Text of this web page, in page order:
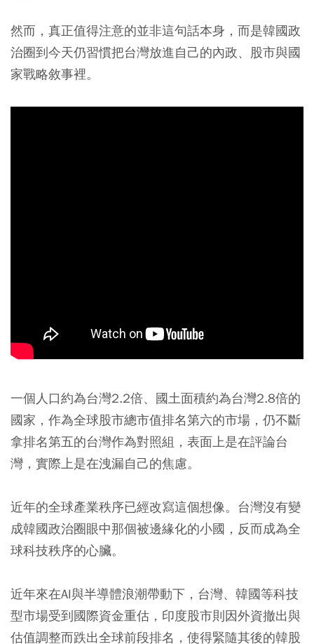
然而，真正值得注意的並非這句話本身，而是韓國政
治圈到今天仍習慣把台灣放進自己的內政、股市與國
家戰略敘事裡。
一個人口約為台灣2.2倍、國土面積約為台灣2.8倍的
國家，作為全球股市總市值排名第六的市場，仍不斷
拿排名第五的台灣作為對照組，表面上是在評論台
灣，實際上是在洩漏自己的焦慮。
近年的全球產業秩序已經改寫這個想像。台灣沒有變
成韓國政治圈眼中那個被邊緣化的小國，反而成為全
球科技秩序的心臟。
近年來在AI與半導體浪潮帶動下，台灣、韓國等科技
型市場受到國際資金重估，印度股市則因外資撤出與
估值調整而跌出全球前段排名，使得緊隨其後的韓股